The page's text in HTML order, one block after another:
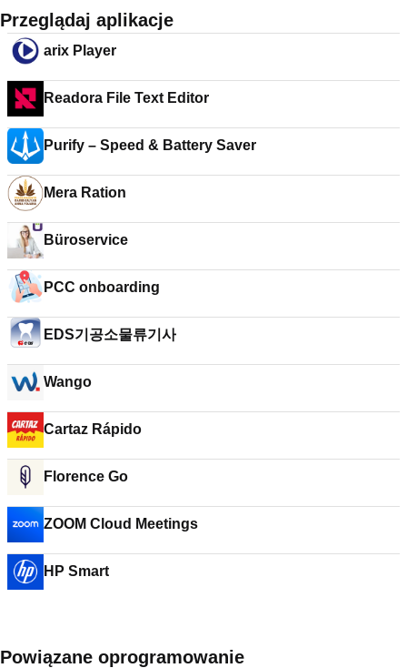
Przeglądaj aplikacje
arix Player
Readora File Text Editor
Purify – Speed & Battery Saver
Mera Ration
Büroservice
PCC onboarding
EDS기공소물류기사
Wango
Cartaz Rápido
Florence Go
ZOOM Cloud Meetings
HP Smart
Powiązane oprogramowanie